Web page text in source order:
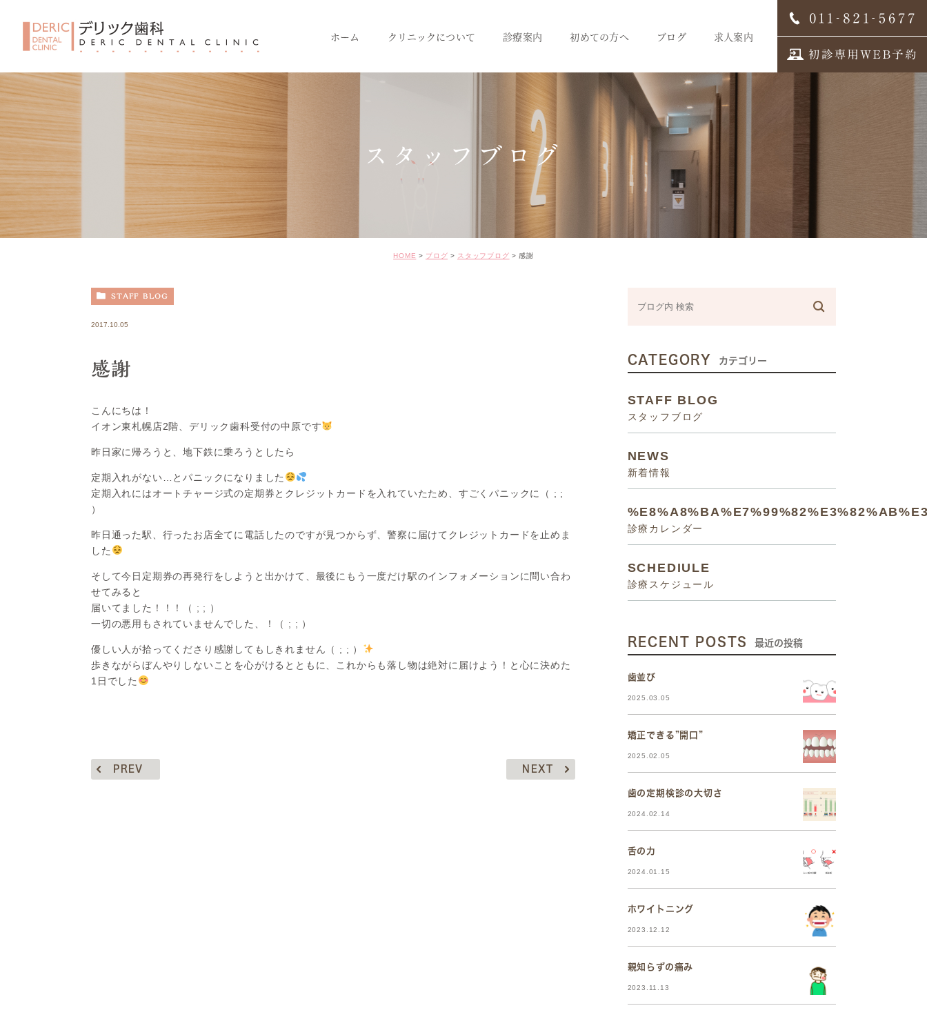
ホーム クリニックについて 診療案内
成人のための予防治療
小児歯科
セラミック･審美治療
矯正治療
初めての方へ ブログ
スタッフブログ
求人案内
求人案内
歯科医師募集
歯科衛生士募集
歯科受付募集
デンタルコーディネーター
スタッフブログ
HOME ブログ スタッフブログ 感謝
STAFF BLOG
2017.10.05
感謝
こんにちは！
イオン東札幌店2階、デリック歯科受付の中原です
昨日家に帰ろうと、地下鉄に乗ろうとしたら
定期入れがない…とパニックになりました
定期入れにはオートチャージ式の定期券とクレジットカードを入れていたため、すごくパニックに（ ; ;
）
昨日通った駅、行ったお店全てに電話したのですが見つからず、警察に届けてクレジットカードを止めま
した
そして今日定期券の再発行をしようと出かけて、最後にもう一度だけ駅のインフォメーションに問い合わ
せてみると
届いてました！！！（ ; ; ）
一切の悪用もされていませんでした、！（ ; ; ）
優しい人が拾ってくださり感謝してもしきれません（ ; ; ）
歩きながらぼんやりしないことを心がけるとともに、これからも落し物は絶対に届けよう！と心に決めた
1日でした
PREV NEXT
CATEGORY カテゴリー
STAFF BLOG
スタッフブログ
NEWS
新着情報
診療カレンダー
SCHEDIULE
診療スケジュール
RECENT POSTS 最近の投稿
歯並び
2025.03.05
矯正できる”開口”
2025.02.05
歯の定期検診の大切さ
2024.02.14
舌の力
2024.01.15
ホワイトニング
2023.12.12
親知らずの痛み
2023.11.13